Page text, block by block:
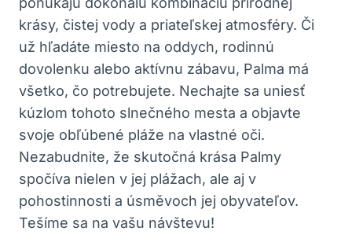
krásy, čistej vody a priateľskej atmosféry. Či
už hľadáte miesto na oddych, rodinnú
dovolenku alebo aktívnu zábavu, Palma má
všetko, čo potrebujete. Nechajte sa uniesť
kúzlom tohoto slnečného mesta a objavte
svoje obľúbené pláže na vlastné oči.
Nezabudnite, že skutočná krása Palmy
spočíva nielen v jej plážach, ale aj v
pohostinnosti a úsměvoch jej obyvateľov.
Tešíme sa na vašu návštevu!